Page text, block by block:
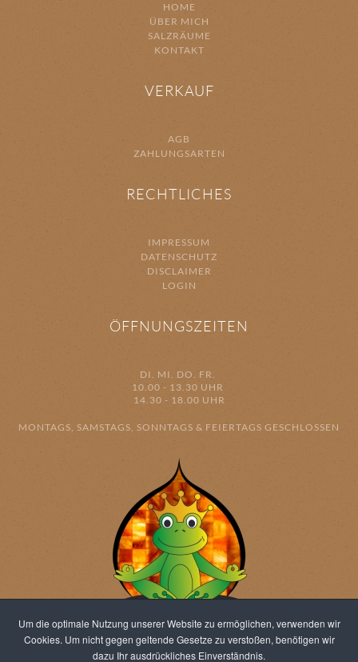
Um die optimale Nutzung unserer Website zu ermöglichen, verwenden wir
Cookies. Um nicht gegen geltende Gesetze zu verstoßen, benötigen wir
dazu Ihr ausdrückliches Einverständnis.
HOME
ÜBER MICH
SALZRÄUME
KONTAKT
VERKAUF
AGB
ZAHLUNGSARTEN
RECHTLICHES
IMPRESSUM
DATENSCHUTZ
DISCLAIMER
LOGIN
ÖFFNUNGSZEITEN
DI. MI. DO. FR.
10.00 - 13.30 UHR
14.30 - 18.00 UHR
MONTAGS, SAMSTAGS, SONNTAGS & FEIERTAGS GESCHLOSSEN